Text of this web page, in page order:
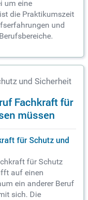
um eine
die Praktikumszeit
und
und Sicherheit
Fachkraft für
müssen
für Schutz und
für Schutz
auf einen
ein anderer Beruf
sich. Die